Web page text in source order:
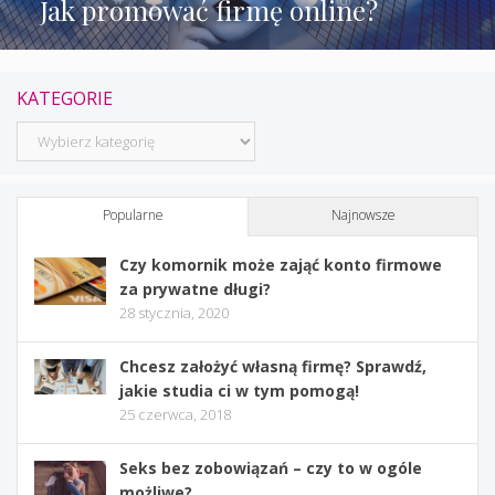
Jak promować firmę online?
KATEGORIE
Kategorie
Popularne Najnowsze
Czy komornik może zająć konto firmowe
za prywatne długi?
28 stycznia, 2020
Chcesz założyć własną firmę? Sprawdź,
jakie studia ci w tym pomogą!
25 czerwca, 2018
Seks bez zobowiązań – czy to w ogóle